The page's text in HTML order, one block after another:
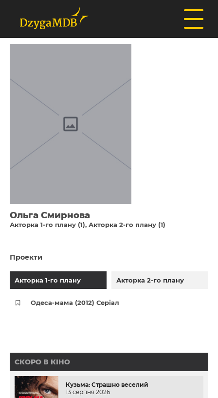
Ольга Смирнова
Акторка 1-го плану (1) Акторка 2-го плану (1)
Проекти
Акторка 1-го плану Акторка 2-го плану
Одеса-мама (2012) Серіал
СКОРО В КІНО
Кузьма: Страшно веселий
13 серпня 2026